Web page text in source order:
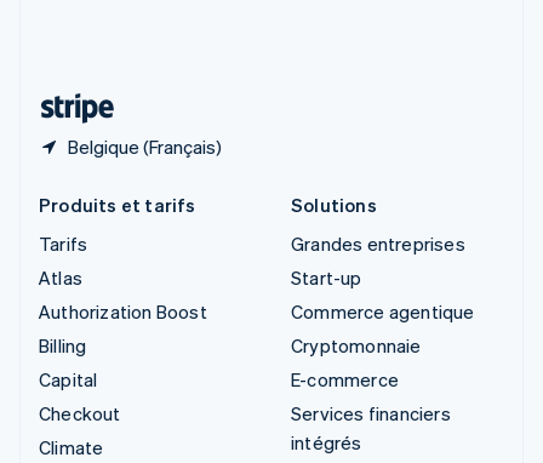
Belgique (Français)
Produits et tarifs
Tarifs
Atlas
Authorization Boost
Billing
Capital
Checkout
Climate
Solutions
Grandes entreprises
Start-up
Commerce agentique
Cryptomonnaie
E-commerce
Services financiers
intégrés